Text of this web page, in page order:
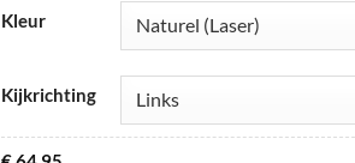
Kleur
Kijkrichting